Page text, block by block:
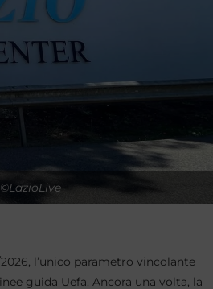
l’unico parametro vincolante
guida Uefa. Ancora una volta, la